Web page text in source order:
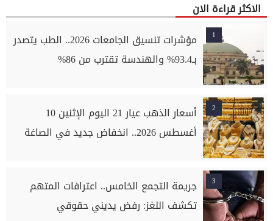
الاكثر قراءة الان
1
مؤشرات تنسيق الجامعات 2026.. الطب يتصدر
بـ93.4% والهندسة تقترب من 86%
2
أسعار الذهب عيار 21 اليوم الإثنين 10
أغسطس 2026.. انخفاض جديد في الصاغة
3
جريمة التجمع الخامس.. اعترافات المتهم
تكشف اللغز: رفض يديني حقوقي